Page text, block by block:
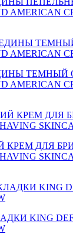
AMERICAN
ТЕМНЫЙ
AMERICAN
ДЛЯ
KING